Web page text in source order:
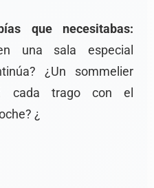
que necesitabas:
una sala especial
¿Un sommelier
cada trago con el
¿